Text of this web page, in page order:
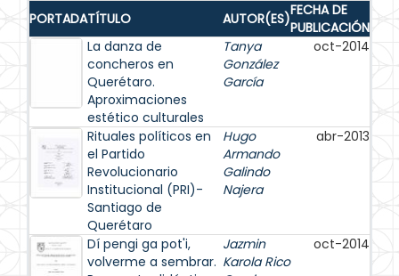
PORTADATÍTULO AUTOR(ES)FECHA DE
PUBLICACIÓN
La danza de
concheros en
Querétaro.
Aproximaciones
estético culturales
Tanya
González
García
oct-2014
Rituales políticos en
el Partido
Revolucionario
Institucional (PRI)-
Santiago de
Querétaro
Hugo
Armando
Galindo
Najera
abr-2013
Dí pengi ga pot'i,
volverme a sembrar.
Jazmin
Karola Rico
oct-2014